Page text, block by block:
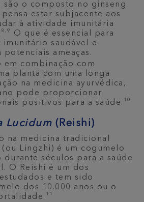
são o composto no ginseng
estar subjacente aos
à atividade imunitária
8,9
O que é essencial para
imunitário saudável e
ameaças.
em combinação com
planta com uma longa
na medicina ayurvédica,
pode proporcionar
positivos para a saúde. 10
Lucidum (Reishi)
na medicina tradicional
(ou Lingzhi) é um cogumelo
durante séculos para a saúde
O Reishi é um dos
e tem sido
dos 10.000 anos ou o
11